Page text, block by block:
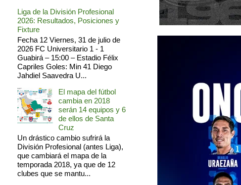
Liga de la División Profesional
2026: Resultados, Posiciones y
Fixture
Fecha 12 Viernes, 31 de julio de
2026 FC Universitario 1 - 1
Guabirá – 15:00 – Estadio Félix
Capriles Goles: Min 41 Diego
Jahdiel Saavedra U...
El mapa del fútbol
cambia en 2018
serán 14 equipos y 6
de ellos de Santa
Cruz
Un drástico cambio sufrirá la
División Profesional (antes Liga),
que cambiará el mapa de la
temporada 2018, ya que de 12
clubes que se mantu...